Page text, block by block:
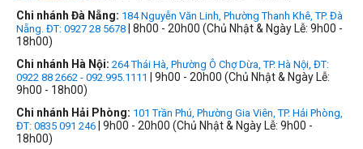
Chi nhánh Đà Nẵng: 184 Nguyễn Văn Linh, Phường Thanh Khê, TP. Đà
Nẵng. ĐT: 0927 28 5678 | 8h00 - 20h00 (Chủ Nhật & Ngày Lễ: 9h00 -
18h00)
Chi nhánh Hà Nội: 264 Thái Hà, Phường Ô Chợ Dừa, TP. Hà Nội, ĐT:
0922 88 2662 - 092.995.1111
| 9h00 - 20h00 (Chủ Nhật & Ngày Lễ:
9h00 - 18h00)
Chi nhánh Hải Phòng: 101 Trần Phú, Phường Gia Viên, TP. Hải Phòng,
ĐT: 0835 091 246 | 9h00 - 20h00 (Chủ Nhật & Ngày Lễ: 9h00 -
18h00)